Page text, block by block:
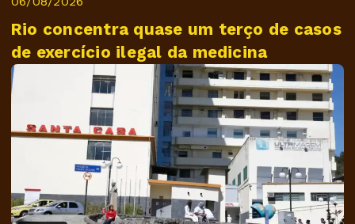
Rio concentra quase um terço de casos
de exercício ilegal da medicina